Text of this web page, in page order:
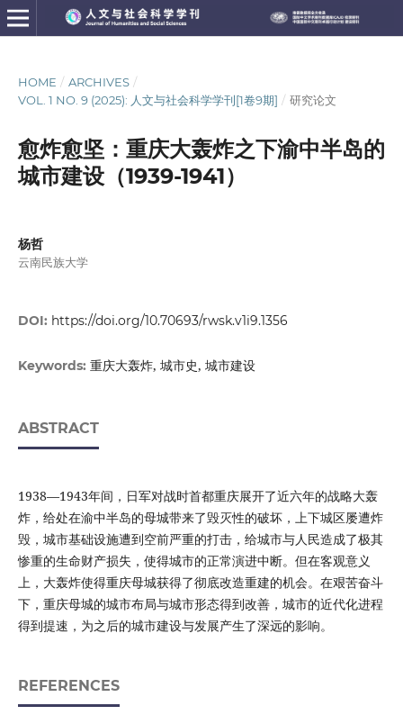
HOME / ARCHIVES /
VOL. 1 NO. 9 (2025): 人文与社会科学学刊[1卷9期] / 研究论文
愈炸愈坚：重庆大轰炸之下渝中半岛的
城市建设（1939-1941）
杨哲
云南民族大学
DOI: https://doi.org/10.70693/rwsk.v1i9.1356
Keywords: 重庆大轰炸, 城市史, 城市建设
ABSTRACT
1938—1943年间，日军对战时首都重庆展开了近六年的战略大轰
炸，给处在渝中半岛的母城带来了毁灭性的破坏，上下城区屡遭炸
毁，城市基础设施遭到空前严重的打击，给城市与人民造成了极其
惨重的生命财产损失，使得城市的正常演进中断。但在客观意义
上，大轰炸使得重庆母城获得了彻底改造重建的机会。在艰苦奋斗
下，重庆母城的城市布局与城市形态得到改善，城市的近代化进程
得到提速，为之后的城市建设与发展产生了深远的影响。
REFERENCES